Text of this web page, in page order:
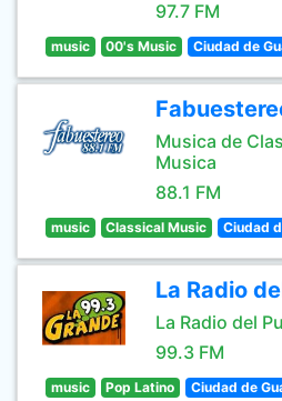
97.7 FM
music 00's Music Ciudad de
Musica de
Musica
88.1 FM
music Classical Music Ciudad
La Radio
La Radio del
99.3 FM
music Pop Latino Ciudad de